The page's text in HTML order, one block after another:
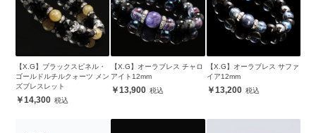
【X.G】ブラックスピネル・
ゴールドルチルクォーツ メン
ズブレスレット
14,300
【X.G】オーラブレス チャロ
アイト12mm
13,900
【X.G】オーラブレス サファ
イア12mm
13,200